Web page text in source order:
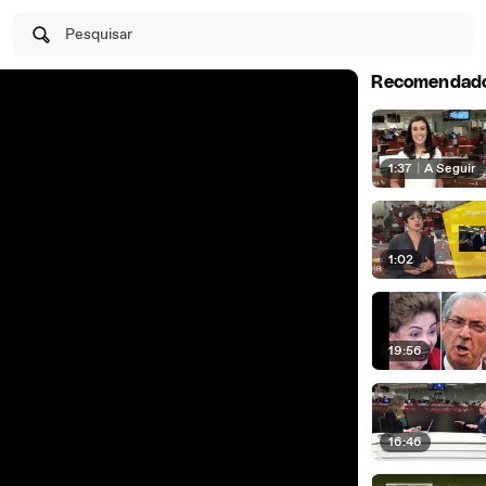
Pesquisar
1:37 A Seguir
1:02
19:56
16:46